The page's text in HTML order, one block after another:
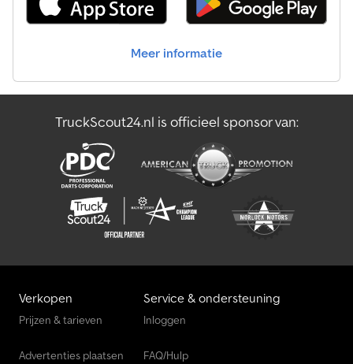
Meer informatie
TruckScout24.nl is officieel sponsor van:
Verkopen
Prijzen & tarieven
Advertenties plaatsen
Service & ondersteuning
Inloggen
FAQ/Hulp